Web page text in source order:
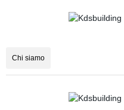
Chi siamo